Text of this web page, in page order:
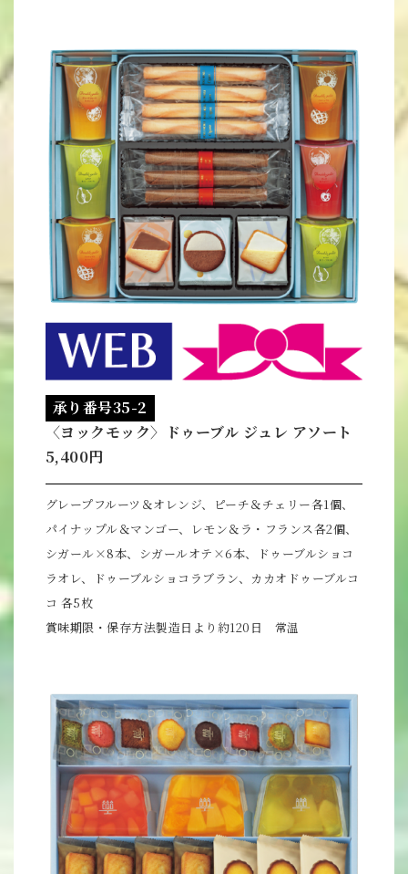
承り番号35-2
〈ヨックモック〉ドゥーブル ジュレ アソート
5,400円
グレープフルーツ＆オレンジ、ピーチ＆チェリー各1個、
パイナップル＆マンゴー、レモン＆ラ・フランス各2個、
シガール×8本、シガールオテ×6本、ドゥーブルショコ
ラオレ、ドゥーブルショコラブラン、カカオドゥーブルコ
コ 各5枚
賞味期限・保存方法製造日より約120日 常温